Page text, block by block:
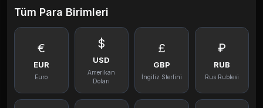
Tüm Para Birimleri
€
EUR
Euro
$
USD
Amerikan
Doları
£
GBP
İngiliz Sterlini
₽
RUB
Rus Rublesi